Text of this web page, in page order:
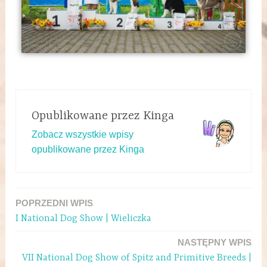
Opublikowane przez Kinga
Zobacz wszystkie wpisy
opublikowane przez Kinga
POPRZEDNI WPIS
I National Dog Show | Wieliczka
NASTĘPNY WPIS
VII National Dog Show of Spitz and Primitive Breeds |